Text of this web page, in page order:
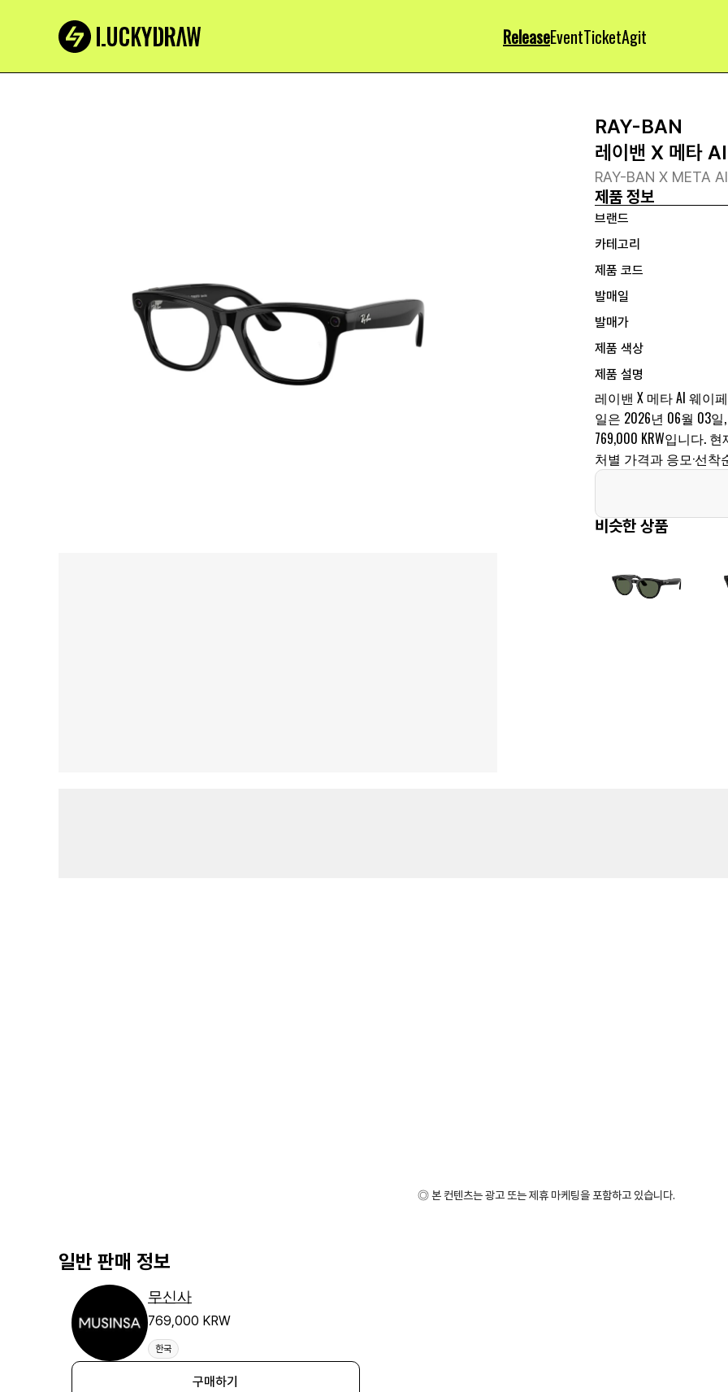
ReleaseEventTicketAgit
RAY-BAN
레이밴 X 메타
RAY-BAN X META
제품 정보
브랜드
카테고리
제품 코드
발매일
발매가
제품 색상
제품 설명
레이밴 X 메타 AI 웨이
일은 2026년 06월 03일,
769,000 KRW입니다.
처별 가격과 응모·선
비슷한 상품
◎ 본 컨텐츠는 광고 또는 제휴 마케팅을 포함하고 있습니다.
일반 판매 정보
무신사
769,000 KRW
한국
구매하기